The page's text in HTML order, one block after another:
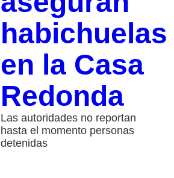
habichuelas
en la Casa
Redonda
Las autoridades no reportan
hasta el momento personas
detenidas